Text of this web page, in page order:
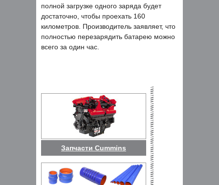
полной загрузке одного заряда будет
достаточно, чтобы проехать 160
километров. Производитель заявляет, что
полностью перезарядить батарею можно
всего за один час.
Запчасти Cummins